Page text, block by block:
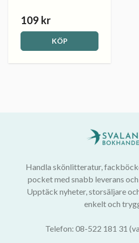
109 kr
KÖP
Handla skönlitteratur,
pocket med snabb leverans
Upptäck nyheter, storsäljare
enkelt och
Telefon: 08-522 181 31